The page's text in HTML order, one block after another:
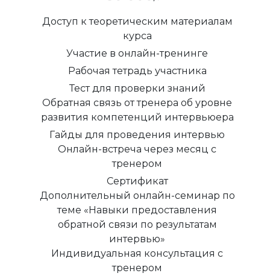
Доступ к теоретическим материалам
курса
Участие в онлайн-тренинге
Рабочая тетрадь участника
Тест для проверки знаний
Обратная связь от тренера об уровне
развития компетенций интервьюера
Гайды для проведения интервью
Онлайн-встреча через месяц с
тренером
Сертификат
Дополнительный онлайн-семинар по
теме «Навыки предоставления
обратной связи по результатам
интервью»
Индивидуальная консультация с
тренером